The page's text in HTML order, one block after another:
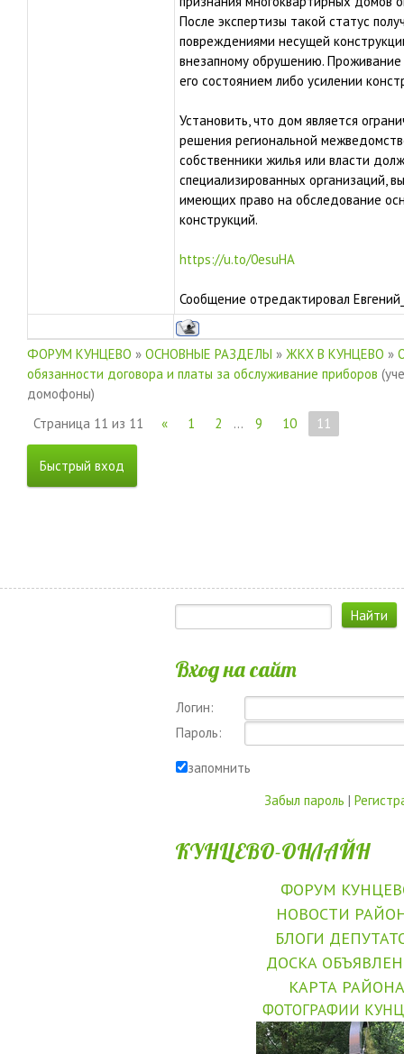
После экспертизы такой статус
повреждениями несущей
внезапному обрушению.
его состоянием либо усилении
Установить, что дом является
решения региональной
собственники жилья или власти
специализированных организаций,
имеющих право на обследование
конструкций.
https://u.to/0esuHA
Сообщение отредактировал
ФОРУМ КУНЦЕВО » ОСНОВНЫЕ РАЗДЕЛЫ » ЖКХ В КУНЦЕВО »
обязанности договора и платы за обслуживание приборов
домофоны)
Страница 11 из 11 « 1 2 … 9 10 11
Вход на сайт
Логин:
Пароль:
запомнить
Забыл пароль |
КУНЦЕВО-ОНЛАЙН
ФОРУМ
НОВОСТИ
БЛОГИ
ДОСКА
КАРТА РАЙОНА
ФОТОГРАФИИ